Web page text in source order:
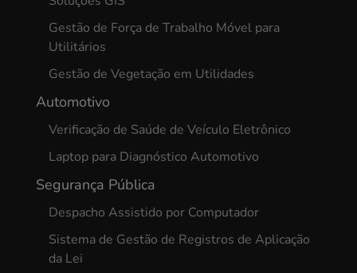
Gestão de Força de Trabalho Móvel para
Utilitários
Gestão de Vegetação em Utilidades
Automotivo
Verificação de Saúde de Veículo Eletrônico
Laptop para Diagnóstico Automotivo
Segurança Pública
Despacho Assistido por Computador
Sistema de Gestão de Registros de Aplicação
da Lei